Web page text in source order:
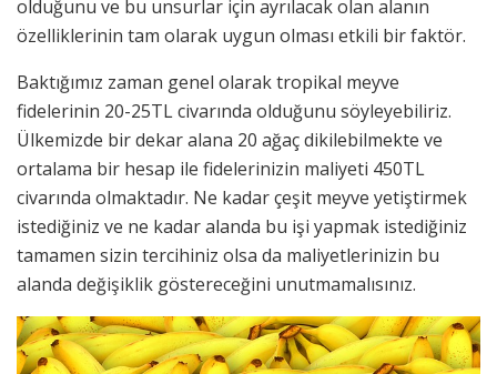
olduğunu ve bu unsurlar için ayrılacak olan alanın
özelliklerinin tam olarak uygun olması etkili bir faktör.
Baktığımız zaman genel olarak tropikal meyve
fidelerinin 20-25TL civarında olduğunu söyleyebiliriz.
Ülkemizde bir dekar alana 20 ağaç dikilebilmekte ve
ortalama bir hesap ile fidelerinizin maliyeti 450TL
civarında olmaktadır. Ne kadar çeşit meyve yetiştirmek
istediğiniz ve ne kadar alanda bu işi yapmak istediğiniz
tamamen sizin tercihiniz olsa da maliyetlerinizin bu
alanda değişiklik göstereceğini unutmamalısınız.